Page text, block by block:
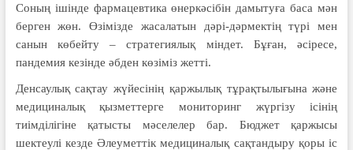
Соның ішінде фармацевтика өнеркәсібін дамытуға баса мән
берген жөн. Өзімізде жасалатын дәрі-дәрмектің түрі мен
санын көбейту – стратегиялық міндет. Бұған, әсіресе,
пандемия кезінде әбден көзіміз жетті.
Денсаулық сақтау жүйесінің қаржылық тұрақтылығына және
медициналық қызметтерге мониторинг жүргізу ісінің
тиімділігіне қатысты мәселелер бар. Бюджет қаржысы
шектеулі кезде Әлеуметтік медициналық сақтандыру қоры іс